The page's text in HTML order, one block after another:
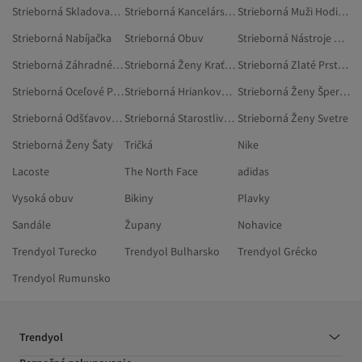
Strieborná Skladovacie Nádoby
Strieborná Kancelárske Doplnky
Strieborná Muži Hodinky
Strieborná Nabíjačka
Strieborná Obuv
Strieborná Nástroje A Príslušenstvo Na Líčenie
Strieborná Záhradné Produkty
Strieborná Ženy Kraťasy
Strieborná Zlaté Prstene
Strieborná Oceľové Prstene
Strieborná Hriankovače
Strieborná Ženy Šperky
Strieborná Odšťavovače Ovocia A Zeleniny
Strieborná Starostlivosť O Kvety A Pestovanie Rastlín Strieborná Ženy Svetre
Strieborná Ženy Šaty
Tričká
Nike
Lacoste
The North Face
adidas
Vysoká obuv
Bikiny
Plavky
Sandále
Župany
Nohavice
Trendyol Turecko
Trendyol Bulharsko
Trendyol Grécko
Trendyol Rumunsko
Trendyol